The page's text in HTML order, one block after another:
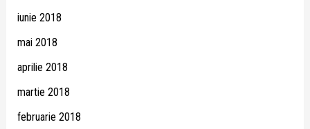
iunie 2018
mai 2018
aprilie 2018
martie 2018
februarie 2018